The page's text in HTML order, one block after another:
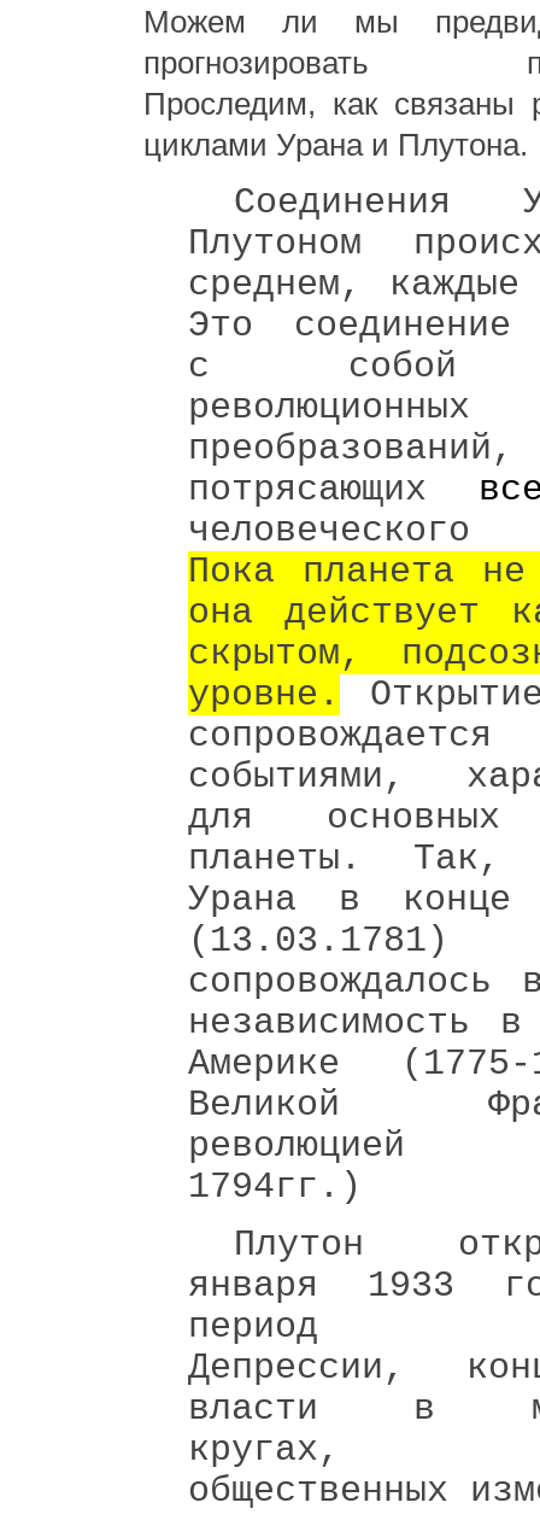
Можем ли мы
прогнозировать
Проследим, как связаны
циклами Урана и Плутона.
Соединения
Плутоном
среднем,
Это соединение
с собой
революционных
преобразований,
потрясающих
Пока планета
она действует
скрытом,
уровне.
сопровождается
событиями,
для основных
планеты. Так,
Урана в
(13.03.1781)
сопровождалось
независимость
Америке (1775-
Великой
1794гг.)
Плутон
января 1933
период
Депрессии,
власти в
кругах,
общественных